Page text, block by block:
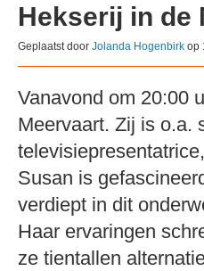
Hekserij in de
Geplaatst door Jolanda Hogenbirk op
Vanavond om 20:00
Meervaart. Zij is o.a.
Susan is
verdiept in dit
Haar ervaringen
ze tientallen